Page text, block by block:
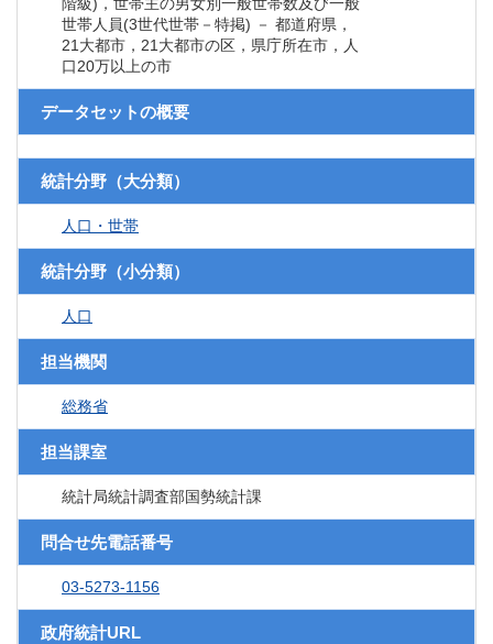
階級)，世帯主の男女別一般世帯数及び一般
世帯人員(3世代世帯－特掲) － 都道府県，
21大都市，21大都市の区，県庁所在市，人
口20万以上の市
データセットの概要
統計分野（大分類）
人口・世帯
統計分野（小分類）
人口
担当機関
総務省
担当課室
統計局統計調査部国勢統計課
問合せ先電話番号
03-5273-1156
政府統計URL